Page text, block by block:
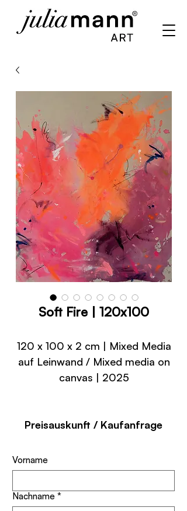
Soft Fire | 120x100
120 x 100 x 2 cm | Mixed Media
auf Leinwand / Mixed media on
canvas | 2025
Preisauskunft / Kaufanfrage
Vorname
Nachname *